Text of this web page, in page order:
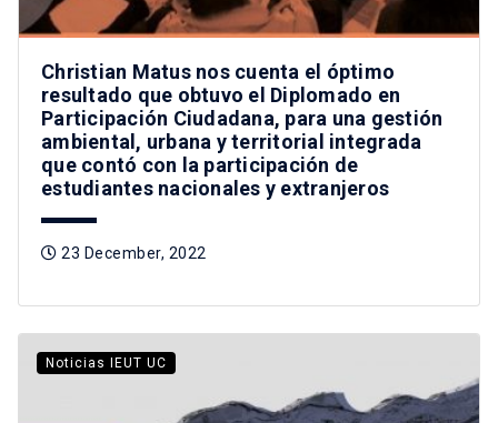
Christian Matus nos cuenta el óptimo
resultado que obtuvo el Diplomado en
Participación Ciudadana, para una gestión
ambiental, urbana y territorial integrada
que contó con la participación de
estudiantes nacionales y extranjeros
23 December, 2022
Noticias IEUT UC